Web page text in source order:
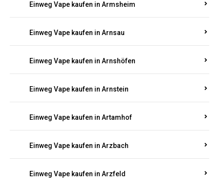
Einweg Vape kaufen in Armsheim
Einweg Vape kaufen in Arnsau
Einweg Vape kaufen in Arnshöfen
Einweg Vape kaufen in Arnstein
Einweg Vape kaufen in Artamhof
Einweg Vape kaufen in Arzbach
Einweg Vape kaufen in Arzfeld